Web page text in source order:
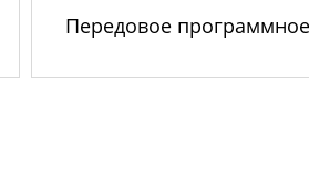
Передовое